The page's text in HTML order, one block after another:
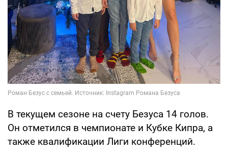
В текущем сезоне на счету Безуса 14 голов.
Он отметился в чемпионате и Кубке Кипра, а
также квалификации Лиги конференций.